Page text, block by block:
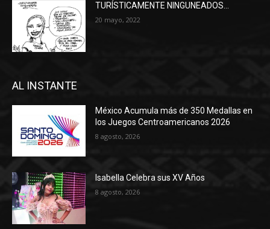
TURÍSTICAMENTE NINGUNEADOS…
20 mayo, 2022
AL INSTANTE
México Acumula más de 350 Medallas en
los Juegos Centroamericanos 2026
8 agosto, 2026
Isabella Celebra sus XV Años
8 agosto, 2026